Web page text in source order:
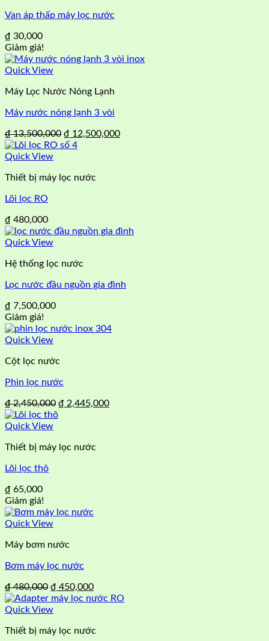
Van áp thấp máy lọc nước
₫ 30,000
Giảm giá!
Quick View
Máy Lọc Nước Nóng Lạnh
Máy nước nóng lạnh 3 vòi
₫13,500,000 Giá
gốc
₫ 12,500,000Giá
Quick View
Thiết bị máy lọc nước
Lõi lọc RO
₫ 480,000
Quick View
Hệ thống lọc nước
Lọc nước đầu nguồn gia đình
₫ 7,500,000
Giảm giá!
Quick View
Cột lọc nước
Phin lọc nước
₫2,450,000 Giá
gốc
₫ 2,445,000Giá
Quick View
Thiết bị máy lọc nước
Lõi lọc thô
₫ 65,000
Giảm giá!
Quick View
Máy bơm nước
Bơm máy lọc nước
₫480,000 Giá
gốc
là:
₫ 450,000Giá
hiện
₫ 450,000.
Quick View
Thiết bị máy lọc nước